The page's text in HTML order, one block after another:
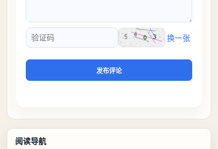
验证码
换一张
发布评论
阅读导航